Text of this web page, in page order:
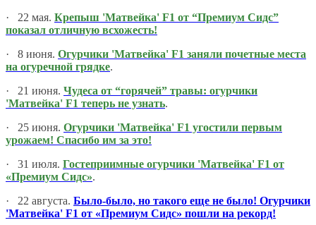
· 22 мая. Крепыш 'Матвейка' F1 от “Премиум Сидс”
показал отличную всхожесть!
· 8 июня. Огурчики 'Матвейка' F1 заняли почетные места
на огуречной грядке.
· 21 июня. Чудеса от “горячей” травы: огурчики
'Матвейка' F1 теперь не узнать.
· 25 июня. Огурчики 'Матвейка' F1 угостили первым
урожаем! Спасибо им за это!
· 31 июля. Гостеприимные огурчики 'Матвейка' F1 от
«Премиум Сидс».
· 22 августа. Было-было, но такого еще не было! Огурчики
'Матвейка' F1 от «Премиум Сидс» пошли на рекорд!